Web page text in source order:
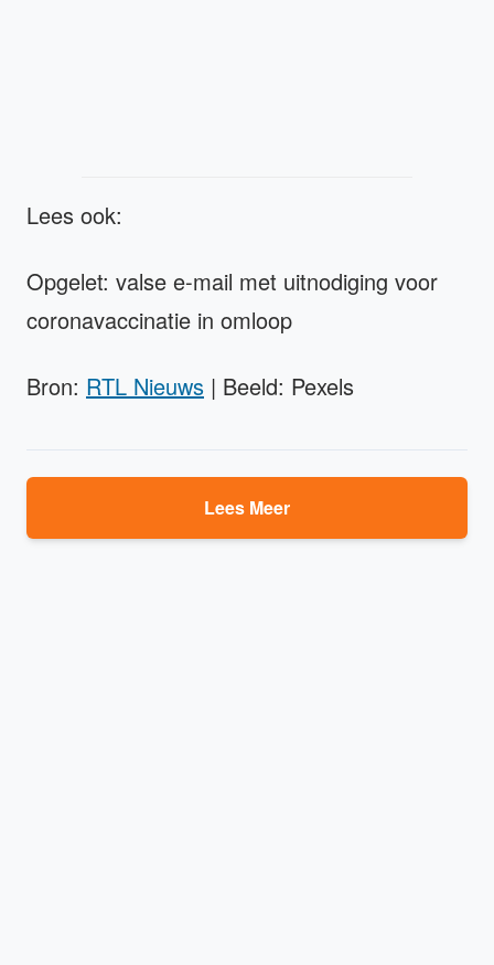
Lees ook:
Opgelet: valse e-mail met uitnodiging voor
coronavaccinatie in omloop
Bron: RTL Nieuws | Beeld: Pexels
Lees Meer